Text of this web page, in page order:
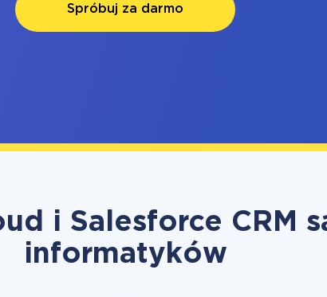
Spróbuj za darmo
i Salesforce CRM
informatyków